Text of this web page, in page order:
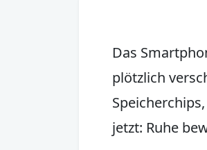
Das
plötzlich
jetzt: Ruhe